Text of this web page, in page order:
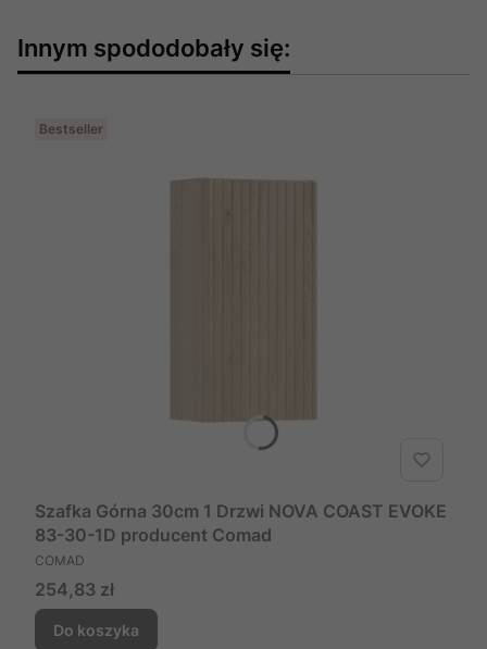
Innym spododobały się:
Bestseller
Szafka Górna 30cm 1 Drzwi NOVA COAST EVOKE
83-30-1D producent Comad
PRODUCENT
COMAD
Cena
254,83 zł
Do koszyka